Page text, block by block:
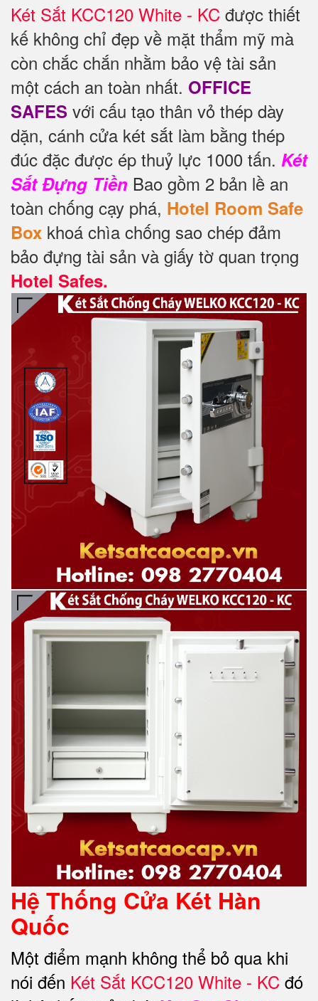
Két Sắt KCC120 White - KC được thiết
kế không chỉ đẹp về mặt thẩm mỹ mà
còn chắc chắn nhằm bảo vệ tài sản
một cách an toàn nhất. OFFICE
SAFES với cấu tạo thân vỏ thép dày
dặn, cánh cửa két sắt làm bằng thép
đúc đặc được ép thuỷ lực 1000 tấn. Két
Sắt Đựng Tiền Bao gồm 2 bản lề an
toàn chống cạy phá, Hotel Room Safe
Box khoá chìa chống sao chép đảm
bảo đựng tài sản và giấy tờ quan trọng
Hotel Safes.
Hệ Thống Cửa Két Hàn
Quốc
Một điểm mạnh không thể bỏ qua khi
nói đến Két Sắt KCC120 White - KC đó